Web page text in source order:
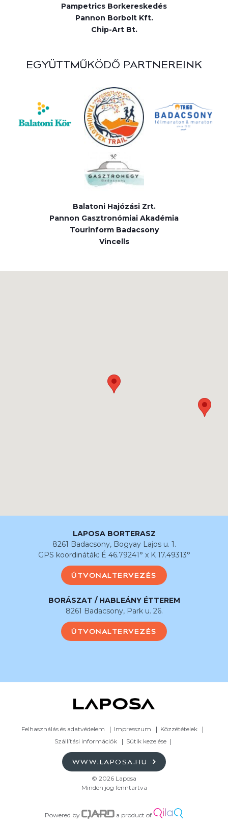
Pampetrics Borkereskedés
Pannon Borbolt Kft.
Chip-Art Bt.
EGYÜTTMŰKÖDŐ PARTNEREINK
Balatoni Hajózási Zrt.
Pannon Gasztronómiai Akadémia
Tourinform Badacsony
Vincells
LAPOSA BORTERASZ
8261 Badacsony, Bogyay Lajos u. 1.
GPS koordináták: É 46.79241° x K 17.49313°
ÚTVONALTERVEZÉS
BORÁSZAT / HABLEÁNY ÉTTEREM
8261 Badacsony, Park u. 26.
ÚTVONALTERVEZÉS
Felhasználás és adatvédelem Impresszum
Közzétételek
Szállítási információk
Sütik kezelése
WWW.LAPOSA.HU
© 2026 Laposa
Minden jog fenntartva
Powered by a product of